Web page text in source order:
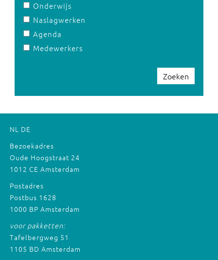
Onderwijs
Naslagwerken
Agenda
Medewerkers
Zoeken
NL DE
Bezoekadres
Oude Hoogstraat 24
1012 CE Amsterdam
Postadres
Postbus 1628
1000 BP Amsterdam
voor pakketten:
Tafelbergweg 51
1105 BD Amsterdam